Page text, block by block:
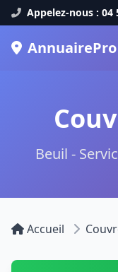
Appelez-nous : 04
AnnuairePro
Beuil -
Accueil